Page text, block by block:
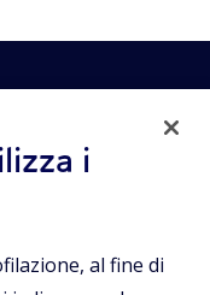
e le
naviga tra contenuti
sui grandi temi
i
al fine di